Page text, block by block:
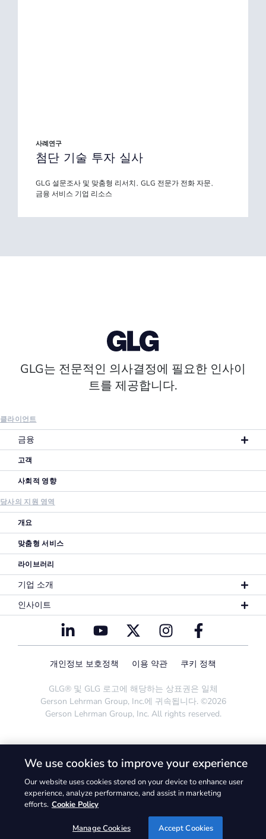
사례연구
첨단 기술 투자 실사
GLG 설문조사 및 맞춤형 리서치, GLG 전문가 전화 자문,
금융 서비스 기업 리소스
GLG는 전문적인 의사결정에 필요한 인사이
트를 제공합니다.
클라이언트
금융
고객
사회적 영향
당사의 지원 영역
개요
맞춤형 서비스
라이브러리
기업 소개
인사이트
개인정보 보호정책 이용 약관 쿠키 정책
GLG® 및 GLG 로고에 해당하는 상표권은 일체
Gerson Lehrman Group, Inc.에 귀속됩니다. ©2026
Gerson Lehrman Group, Inc. All rights reserved.
We use cookies to improve your experience
Our website uses cookies stored on your device to enhance user
experience, analyze performance, and assist in marketing
efforts. Cookie Policy
Manage Cookies Accept Cookies